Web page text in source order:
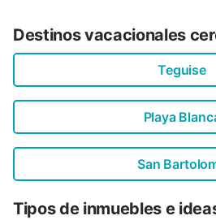
Destinos vacacionales
Teguise
Playa
San
Tipos de inmuebles e